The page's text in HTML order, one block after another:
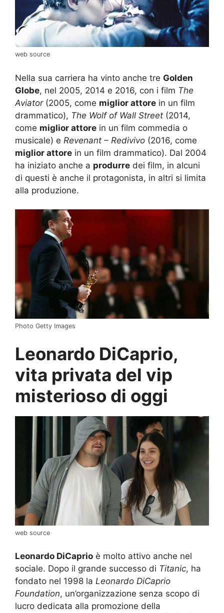
web source
Nella sua carriera ha vinto anche tre Golden
Globe, nel 2005, 2014 e 2016, con i film The
Aviator(2005, come miglior attore in un film
drammatico), The Wolf of Wall Street (2014,
come miglior attore in un film commedia o
musicale) e Revenant – Redivivo (2016, come
miglior attore in un film drammatico). Dal 2004
ha iniziato anche a produrre dei film, in alcuni
di questi è anche il protagonista, in altri si limita
alla produzione.
Photo Getty Images
Leonardo DiCaprio,
vita privata del vip
misterioso di oggi
web source
Leonardo DiCaprio è molto attivo anche nel
sociale. Dopo il grande successo di Titanic, ha
fondato nel 1998 la Leonardo DiCaprio
Foundation, un’organizzazione senza scopo di
lucro dedicata alla promozione della